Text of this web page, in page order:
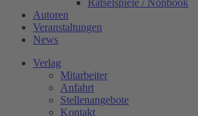
Rätselspiele / Nonbook
Autoren
Veranstaltungen
News
Verlag
Mitarbeiter
Anfahrt
Stellenangebote
Kontakt